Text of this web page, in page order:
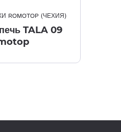
ROMOTOP (ЧЕХИЯ)
TALA 09